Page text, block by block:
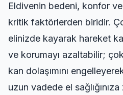
Eldivenin bedeni, konfor ve
kritik faktörlerden biridir.
elinizde kayarak hareket
ve korumayı azaltabilir;
kan dolaşımını
uzun vadede el